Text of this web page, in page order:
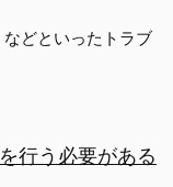
どといったトラブ
行う必要がある